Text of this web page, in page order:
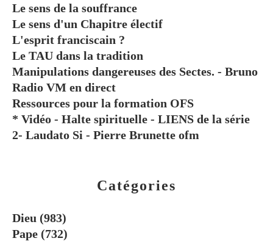
Catégories
Dieu (983)
Pape (732)
Le sens de la souffrance
Le sens d'un Chapitre électif
L'esprit franciscain ?
Le TAU dans la tradition
Manipulations dangereuses des Sectes. - Bruno
Radio VM en direct
Ressources pour la formation OFS
* Vidéo - Halte spirituelle - LIENS de la série
2- Laudato Si - Pierre Brunette ofm